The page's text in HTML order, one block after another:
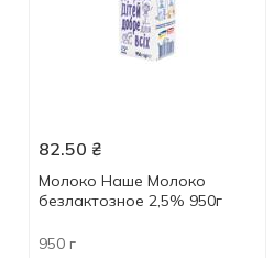
82.50 ₴
Молоко Наше Молоко
безлактозное 2,5% 950г
950 г